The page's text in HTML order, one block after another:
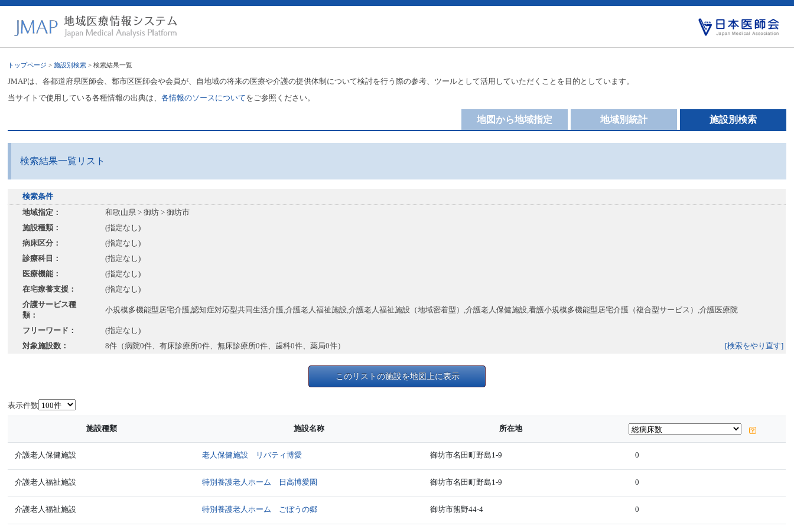
トップページ >施設別検索 > 検索結果一覧
JMAPは、各都道府県医師会、郡市区医師会や会員が、自地域の将来の医療や介護の提供体制について検討を行う際の参考、ツールとして活用していただくことを目的としています。
当サイトで使用している各種情報の出典は、各情報のソースについてをご参照ください。
施設別検索
地域別統計
地図から地域指定
検索結果一覧リスト
検索条件
地域指定：
和歌山県 > 御坊 > 御坊市
施設種類：
(指定なし)
病床区分：
(指定なし)
診療科目：
(指定なし)
医療機能：
(指定なし)
在宅療養支援：
(指定なし)
介護サービス種
類：
小規模多機能型居宅介護,認知症対応型共同生活介護,介護老人福祉施設,介護老人福祉施設（地域密着型）,介護老人保健施設,看護小規模多機能型居宅介護（複合型サービス）,介護医療院
フリーワード：
(指定なし)
対象施設数：
8件（病院0件、有床診療所0件、無床診療所0件、歯科0件、薬局0件） [検索をやり直す]
このリストの施設を地図上に表示
表示件数
施設種類 施設名称 所在地
介護老人保健施設 老人保健施設 リバティ博愛 御坊市名田町野島1-9 0
介護老人福祉施設 特別養護老人ホーム 日高博愛園 御坊市名田町野島1-9 0
介護老人福祉施設 特別養護老人ホーム ごぼうの郷 御坊市熊野44-4 0